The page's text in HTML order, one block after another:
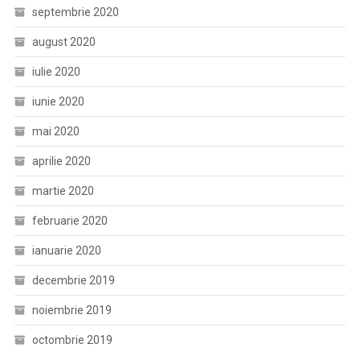
septembrie 2020
august 2020
iulie 2020
iunie 2020
mai 2020
aprilie 2020
martie 2020
februarie 2020
ianuarie 2020
decembrie 2019
noiembrie 2019
octombrie 2019